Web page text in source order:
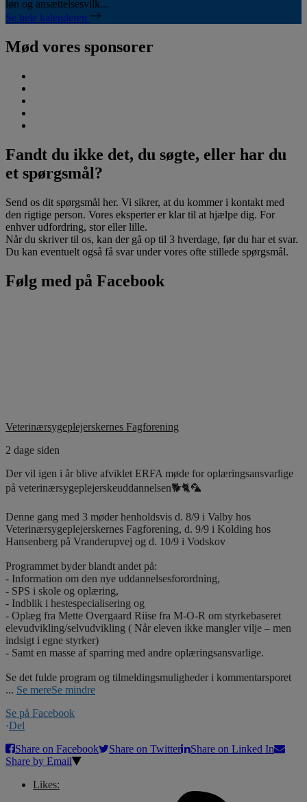
løn og ansættelsesvilk...
Se hele kalenderen
Mød vores sponsorer
Fandt du ikke det, du søgte, eller har du
et spørgsmål?
Send os dit spørgsmål her. Vi sikrer, at du kommer i kontakt med
den rigtige person. Vores eksperter er klar til at hjælpe dig. For
enhver udfordring, stor eller lille.
Når du skriver til os, kan der gå op til 3 hverdage, før du har et svar.
Du kan eventuelt også få svar under vores ofte stillede spørgsmål.
Følg med på Facebook
Veterinærsygeplejerskernes Fagforening
2 dage siden
Der vil igen i år blive afviklet ERFA møde for oplæringsansvarlige
på veterinærsygeplejerskeuddannelsen🐕🐈🦜
Denne gang med 3 møder henholdsvis d. 8/9 i Valby hos
Veterinærsygeplejerskernes Fagforening, d. 9/9 i Kolding hos
Hansenberg på Vranderupvej og d. 10/9 i Vodskov
Programmet byder blandt andet på:
- Information om den nye uddannelsesforordning,
- SPS i skole og oplæring,
- Indblik i hestespecialisering og
- Oplæg fra Mette Overgaard Riise fra M-O-R om styrkebaseret
elevudvikling/selvudvikling ( Når eleven ikke mangler vilje – men
indsigt i egne styrker)
- Samt en masse af sparring med andre oplæringsansvarlige.
Se det fulde program og tilmeldingsmuligheder i kommentarsporet
... Se mereSe mindre
Se på Facebook
·Del
Share on Facebook
Share on Twitter
Share on Linked In
Share by Email
Likes: